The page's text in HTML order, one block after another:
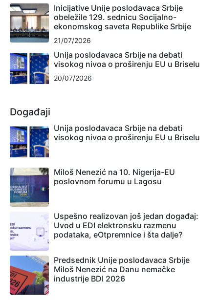
Inicijative Unije poslodavaca Srbije
obeležile 129. sednicu Socijalno-
ekonomskog saveta Republike Srbije
21/07/2026
Unija poslodavaca Srbije na debati
visokog nivoa o proširenju EU u Briselu
20/07/2026
Događaji
Unija poslodavaca Srbije na debati
visokog nivoa o proširenju EU u Briselu
Miloš Nenezić na 10. Nigerija-EU
poslovnom forumu u Lagosu
Uspešno realizovan još jedan događaj:
Uvod u EDI elektronsku razmenu
podataka, eOtpremnice i šta dalje?
Predsednik Unije poslodavaca Srbije
Miloš Nenezić na Danu nemačke
industrije BDI 2026